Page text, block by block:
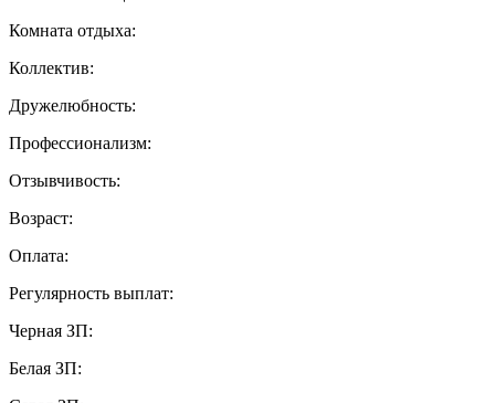
Комната отдыха:
Коллектив:
Дружелюбность:
Профессионализм:
Отзывчивость:
Возраст:
Оплата:
Регулярность выплат:
Черная ЗП:
Белая ЗП: